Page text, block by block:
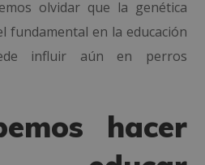
olvidar que la genética
fundamental en la educación
influir aún en perros
hacer